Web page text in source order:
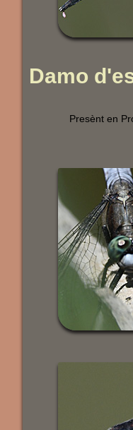
Damo
Presènt en